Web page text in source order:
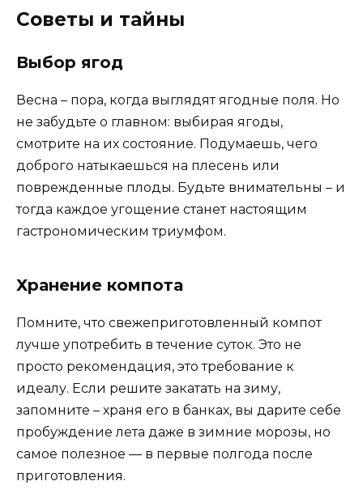
Советы и тайны
Выбор ягод
Весна – пора, когда выглядят ягодные поля. Но
не забудьте о главном: выбирая ягоды,
смотрите на их состояние. Подумаешь, чего
доброго натыкаешься на плесень или
поврежденные плоды. Будьте внимательны – и
тогда каждое угощение станет настоящим
гастрономическим триумфом.
Хранение компота
Помните, что свежеприготовленный компот
лучше употребить в течение суток. Это не
просто рекомендация, это требование к
идеалу. Если решите закатать на зиму,
запомните – храня его в банках, вы дарите себе
пробуждение лета даже в зимние морозы, но
самое полезное — в первые полгода после
приготовления.